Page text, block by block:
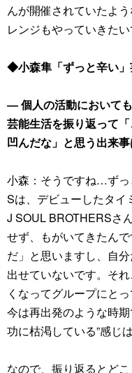
んが開催されていたよ
レンジもやっていきたい
◆小森隼「ずっと辛い
― 個人の活動において
芸能生活を振り返って
凹んだな」と思う出来
小森：そうですね…ずっ
Sは、デビューしたタイ
J SOUL BROTHERSさ
せず、もがいてきたん
だ」と思いますし、自
出せていないです。そ
くなってグループにと
今は再出発のような時
功に枯渇している”感じ
なので、振り返るとど